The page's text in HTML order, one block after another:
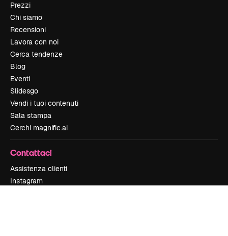
Prezzi
Chi siamo
Recensioni
Lavora con noi
Cerca tendenze
Blog
Eventi
Slidesgo
Vendi i tuoi contenuti
Sala stampa
Cerchi magnific.ai
Contattaci
Assistenza clienti
Instagram